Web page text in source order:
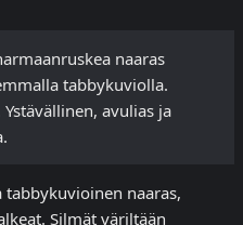
naaras
tabbykuviolla.
avulias ja
tabbykuvioinen naaras,
Silmät väriltään